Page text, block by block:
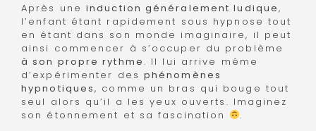
Après une induction généralement ludique,
l’enfant étant rapidement sous hypnose tout
en étant dans son monde imaginaire, il peut
ainsi commencer à s’occuper du problème
à son propre rythme. Il lui arrive même
d’expérimenter des phénomènes
hypnotiques, comme un bras qui bouge tout
seul alors qu’il a les yeux ouverts. Imaginez
son étonnement et sa fascination
.